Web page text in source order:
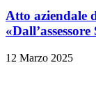
Atto aziendale
12 Marzo 2025